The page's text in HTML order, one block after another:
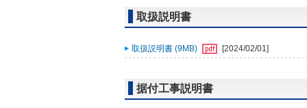
取扱説明書
取扱説明書 (9MB) [2024/02/01]
据付工事説明書